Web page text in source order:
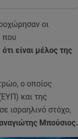
οι
που
είναι μέλος της
ο οποίος
και της
ισραηλινό στόχο,
Μπούσιος.